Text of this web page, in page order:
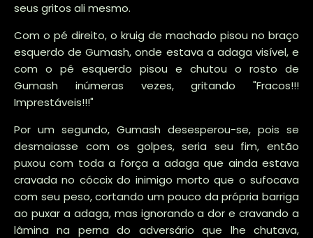
seus gritos ali mesmo.
Com o pé direito, o kruig de machado pisou no braço
esquerdo de Gumash, onde estava a adaga visível, e
com o pé esquerdo pisou e chutou o rosto de
Gumash inúmeras vezes, gritando "Fracos!!!
Imprestáveis!!!"
Por um segundo, Gumash desesperou-se, pois se
desmaiasse com os golpes, seria seu fim, então
puxou com toda a força a adaga que ainda estava
cravada no cóccix do inimigo morto que o sufocava
com seu peso, cortando um pouco da própria barriga
ao puxar a adaga, mas ignorando a dor e cravando a
lâmina na perna do adversário que lhe chutava,